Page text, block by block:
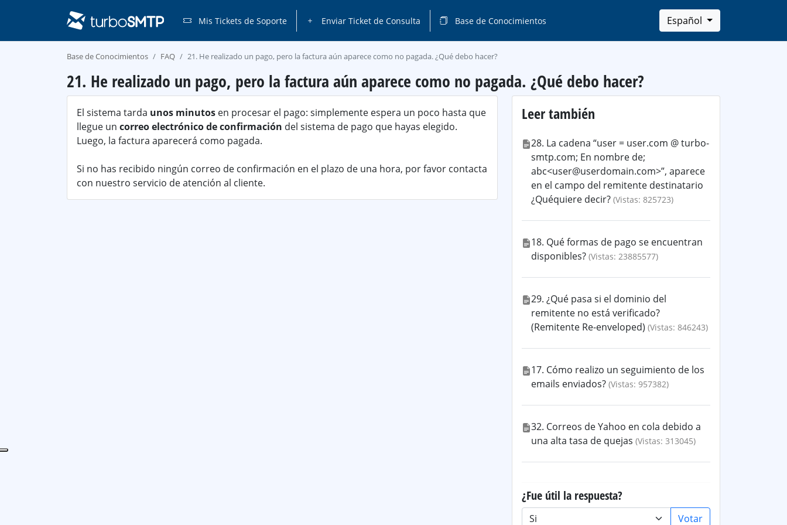
Mis Tickets de Soporte Enviar Ticket de Consulta Base de Conocimientos Español
Base de Conocimientos FAQ 21. He realizado un pago, pero la factura aún aparece como no pagada. ¿Qué debo hacer?
21. He realizado un pago, pero la factura aún aparece como no pagada. ¿Qué debo hacer?
El sistema tarda unos minutos en procesar el pago: simplemente espera un poco hasta que
llegue un correo electrónico de confirmación del sistema de pago que hayas elegido.
Luego, la factura aparecerá como pagada.
Si no has recibido ningún correo de confirmación en el plazo de una hora, por favor contacta
con nuestro servicio de atención al cliente.
Leer también
28. La cadena “user = user.com @ turbo-
smtp.com; En nombre de;
abc<user@userdomain.com>”, aparece
en el campo del remitente destinatario
¿Quéquiere decir? (Vistas: 825723)
18. Qué formas de pago se encuentran
disponibles? (Vistas: 23885577)
29. ¿Qué pasa si el dominio del
remitente no está verificado?
(Remitente Re-enveloped) (Vistas: 846243)
17. Cómo realizo un seguimiento de los
emails enviados? (Vistas: 957382)
32. Correos de Yahoo en cola debido a
una alta tasa de quejas (Vistas: 313045)
¿Fue útil la respuesta?
Votar